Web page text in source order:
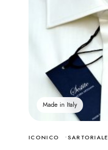
Made in Italy
ICONICO SARTORIALE